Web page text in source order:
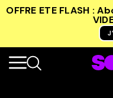
OFFRE ETE FLASH :